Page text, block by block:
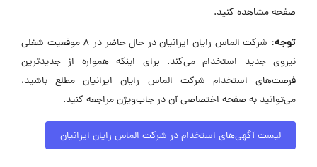
صفحه مشاهده کنید.
توجه:
شرکت الماس رایان ایرانیان در حال حاضر در ۸ موقعیت شغلی
نیروی جدید استخدام می‌کند. برای اینکه همواره از جدیدترین
فرصت‌های استخدام شرکت الماس رایان ایرانیان مطلع باشید،
می‌توانید به صفحه اختصاصی آن در جاب‌ویژن مراجعه کنید.
لیست آگهی‌های استخدام در شرکت الماس رایان ایرانیان